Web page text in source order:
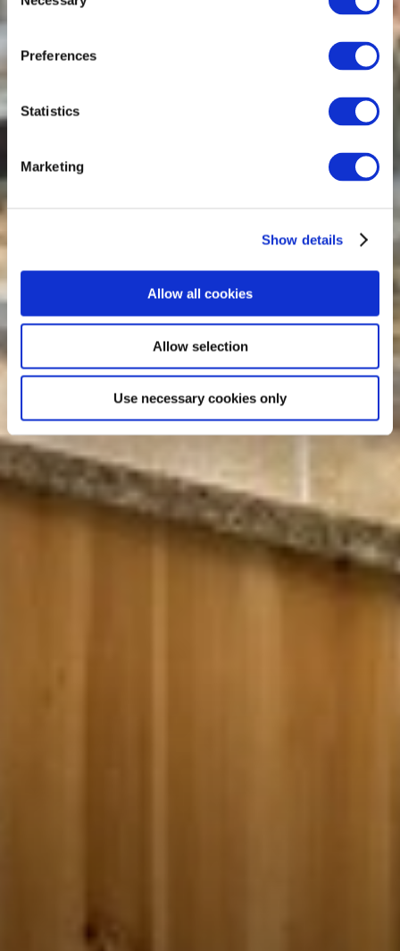
Selection
Preferences
Statistics
Marketing
Show details
Allow all cookies
Allow selection
Use necessary cookies only